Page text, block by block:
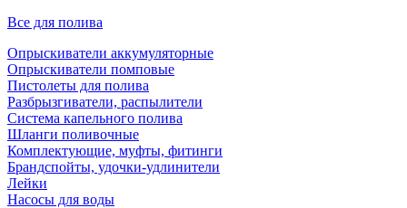
Все для полива
Опрыскиватели аккумуляторные
Опрыскиватели помповые
Пистолеты для полива
Разбрызгиватели, распылители
Система капельного полива
Шланги поливочные
Комплектующие, муфты, фитинги
Брандспойты, удочки-удлинители
Лейки
Насосы для воды